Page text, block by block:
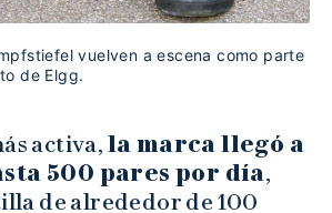
vuelven a escena como parte
de Elgg.
activa, la marca llegó a
500 pares por día,
de alrededor de 100